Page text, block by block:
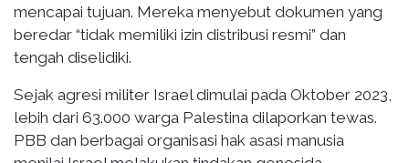
mencapai tujuan. Mereka menyebut dokumen yang
beredar “tidak memiliki izin distribusi resmi” dan
tengah diselidiki.
Sejak agresi militer Israel dimulai pada Oktober 2023,
lebih dari 63.000 warga Palestina dilaporkan tewas.
PBB dan berbagai organisasi hak asasi manusia